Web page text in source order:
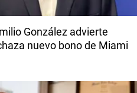
González advierte
nuevo bono de Miami